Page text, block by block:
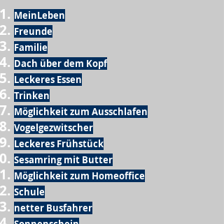
MeinLeben
Freunde
Familie
Dach über dem Kopf
Leckeres Essen
Trinken
Möglichkeit zum Ausschlafen
Vogelgezwitscher
Leckeres Frühstück
Sesamring mit Butter
Möglichkeit zum Homeoffice
Schule
netter Busfahrer